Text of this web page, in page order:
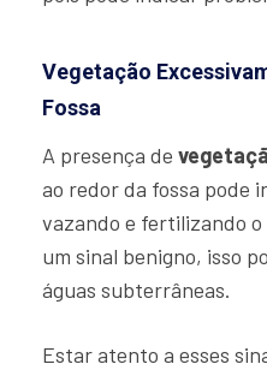
Vegetação
Fossa
A presença de
ao redor da fossa pode
vazando e fertilizando
um sinal benigno, isso
águas subterrâneas.
Estar atento a esses